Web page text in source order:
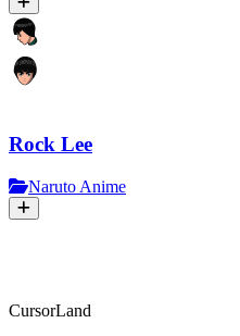
Rock Lee
Naruto Anime
CursorLand